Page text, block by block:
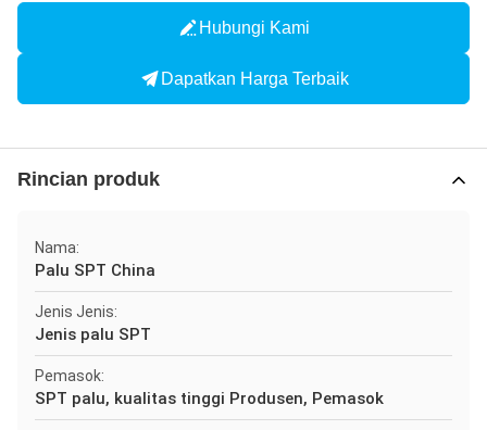
Hubungi Kami
Dapatkan Harga Terbaik
Rincian produk
Nama:
Palu SPT China
Jenis Jenis:
Jenis palu SPT
Pemasok:
SPT palu, kualitas tinggi Produsen, Pemasok